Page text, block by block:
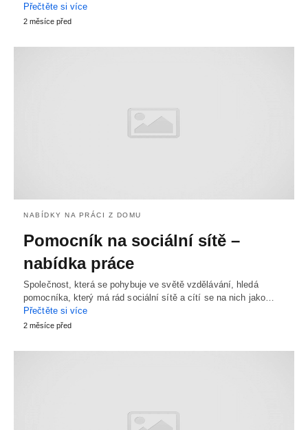
Přečtěte si více
2 měsíce před
NABÍDKY NA PRÁCI Z DOMU
Pomocník na sociální sítě –
nabídka práce
Společnost, která se pohybuje ve světě vzdělávání, hledá
pomocníka, který má rád sociální sítě a cítí se na nich jako…
Přečtěte si více
2 měsíce před